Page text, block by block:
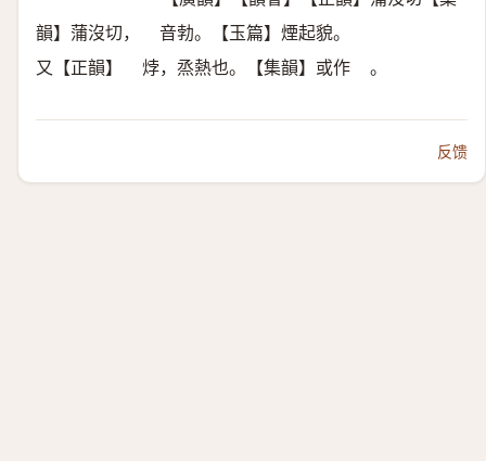
韻】蒲沒切，
音勃。【玉篇】煙起貌。
又【正韻】
㶿，烝熱也。【集韻】或作 。
反馈